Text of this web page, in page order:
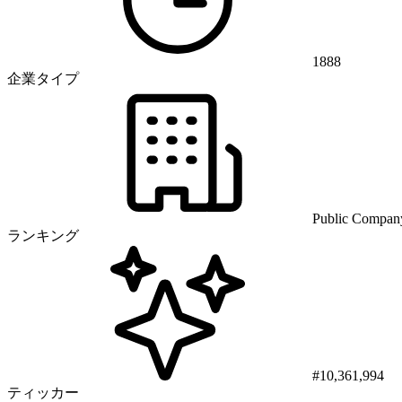
1888
企業タイプ
Public
ランキング
#10,361,994
ティッカー